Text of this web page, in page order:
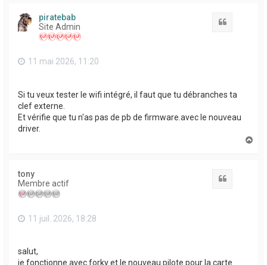
piratebab
Site Admin
11 mai 2026, 11:20
Si tu veux tester le wifi intégré, il faut que tu débranches ta
clef externe.
Et vérifie que tu n'as pas de pb de firmware.avec le nouveau
driver.
tony
Membre actif
11 juil. 2026, 18:28
salut,
je fonctionne avec forky et le nouveau pilote pour la carte